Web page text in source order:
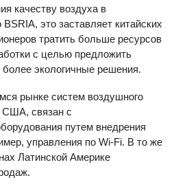
качеству воздуха в
это заставляет китайских
тратить больше ресурсов
с целью предложить
экологичные решения.
рынке систем воздушного
США, связан с
путем внедрения
управления по Wi-Fi. В то же
Латинской Америке